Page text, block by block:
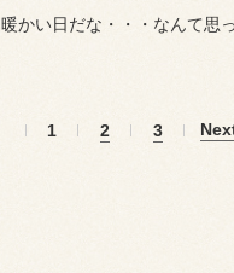
暖かい日だな・・・なんて思
1 2 3